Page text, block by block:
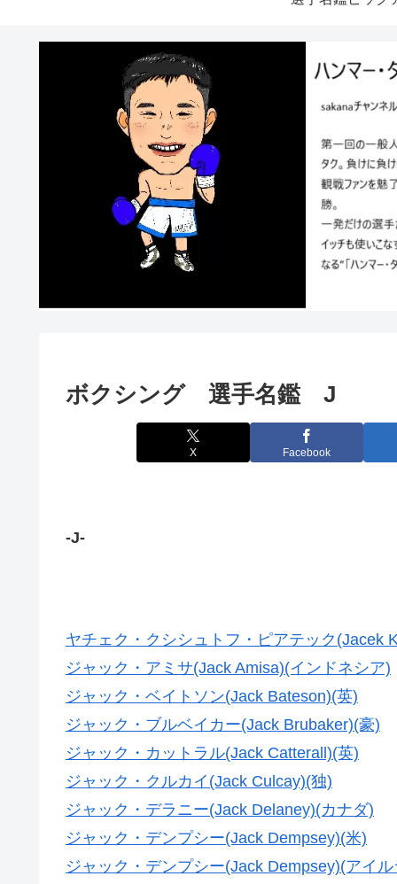
ボクシング 選手名鑑 J
X Facebook
-J-
ヤチェク・クシシュトフ・ピアテック(Jacek
ジャック・アミサ(Jack Amisa)(インドネシア)
ジャック・ベイトソン(Jack Bateson)(英)
ジャック・ブルベイカー(Jack Brubaker)(豪)
ジャック・カットラル(Jack Catterall)(英)
ジャック・クルカイ(Jack Culcay)(独)
ジャック・デラニー(Jack Delaney)(カナダ)
ジャック・デンプシー(Jack Dempsey)(米)
ジャック・デンプシー(Jack Dempsey)(アイル